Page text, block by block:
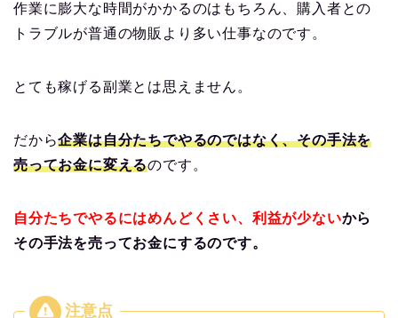
作業に膨大な時間がかかるのはもちろん、購入者との
トラブルが普通の物販より多い仕事なのです。
とても稼げる副業とは思えません。
だから企業は自分たちでやるのではなく、その手法を
売ってお金に変えるのです。
自分たちでやるにはめんどくさい、利益が少ないから
その手法を売ってお金にするのです。